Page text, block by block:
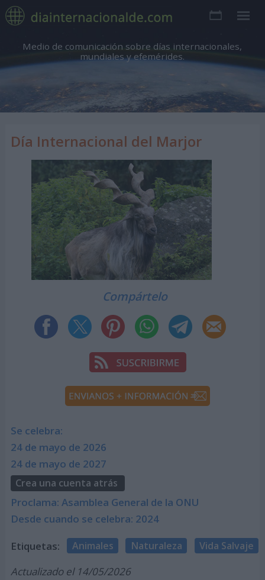
Medio de comunicación sobre días internacionales,
mundiales y efemérides.
Día Internacional del Marjor
Compártelo
Se celebra:
24 de mayo de 2026
24 de mayo de 2027
Crea una cuenta atrás
Proclama: Asamblea General de la ONU
Desde cuando se celebra: 2024
Etiquetas: Animales Naturaleza Vida Salvaje
Actualizado el 14/05/2026